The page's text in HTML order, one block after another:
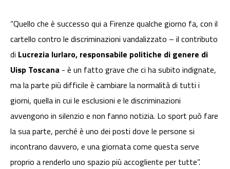
“Quello che è successo qui a Firenze qualche giorno fa, con il
cartello contro le discriminazioni vandalizzato – il contributo
di Lucrezia Iurlaro, responsabile politiche di genere di
Uisp Toscana - è un fatto grave che ci ha subito indignate,
ma la parte più difficile è cambiare la normalità di tutti i
giorni, quella in cui le esclusioni e le discriminazioni
avvengono in silenzio e non fanno notizia. Lo sport può fare
la sua parte, perché è uno dei posti dove le persone si
incontrano davvero, e una giornata come questa serve
proprio a renderlo uno spazio più accogliente per tutte”.